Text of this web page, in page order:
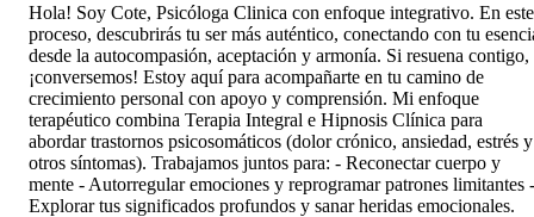
Hola! Soy Cote, Psicóloga Clinica con enfoque integrativo. En este
proceso, descubrirás tu ser más auténtico, conectando con tu
desde la autocompasión, aceptación y armonía. Si resuena contigo,
¡conversemos! Estoy aquí para acompañarte en tu camino de
crecimiento personal con apoyo y comprensión. Mi enfoque
terapéutico combina Terapia Integral e Hipnosis Clínica para
abordar trastornos psicosomáticos (dolor crónico, ansiedad, estrés y
otros síntomas). Trabajamos juntos para: - Reconectar cuerpo y
mente - Autorregular emociones y reprogramar patrones limitantes -
Explorar tus significados profundos y sanar heridas emocionales.